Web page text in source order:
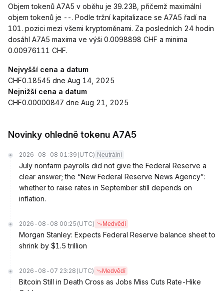
Objem tokenů A7A5 v oběhu je 39.23B, přičemž maximální
objem tokenů je --. Podle tržní kapitalizace se A7A5 řadí na
101. pozici mezi všemi kryptoměnami. Za posledních 24 hodin
dosáhl A7A5 maxima ve výši 0.0098898 CHF a minima
0.00976111 CHF.
Nejvyšší cena a datum
CHF0.18545 dne Aug 14, 2025
Nejnižší cena a datum
CHF0.00000847 dne Aug 21, 2025
Novinky ohledně tokenu A7A5
2026-08-08 01:39 (UTC) Neutrální
July nonfarm payrolls did not give the Federal Reserve a
clear answer; the “New Federal Reserve News Agency”:
whether to raise rates in September still depends on
inflation.
2026-08-08 00:25 (UTC) Medvědí
Morgan Stanley: Expects Federal Reserve balance sheet to
shrink by $1.5 trillion
2026-08-07 23:28 (UTC) Medvědí
Bitcoin Still in Death Cross as Jobs Miss Cuts Rate-Hike